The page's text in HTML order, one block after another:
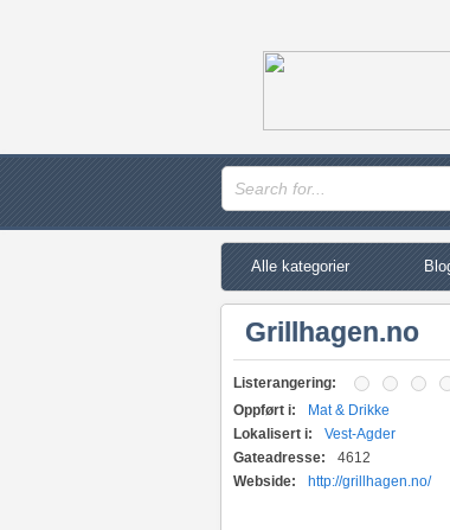
Alle kategorier
Grillhagen.no
Listerangering:
Oppført i:
Mat & Drikke
Lokalisert i:
Vest-Agder
Gateadresse:
4612
Webside:
http://grillhagen.no/